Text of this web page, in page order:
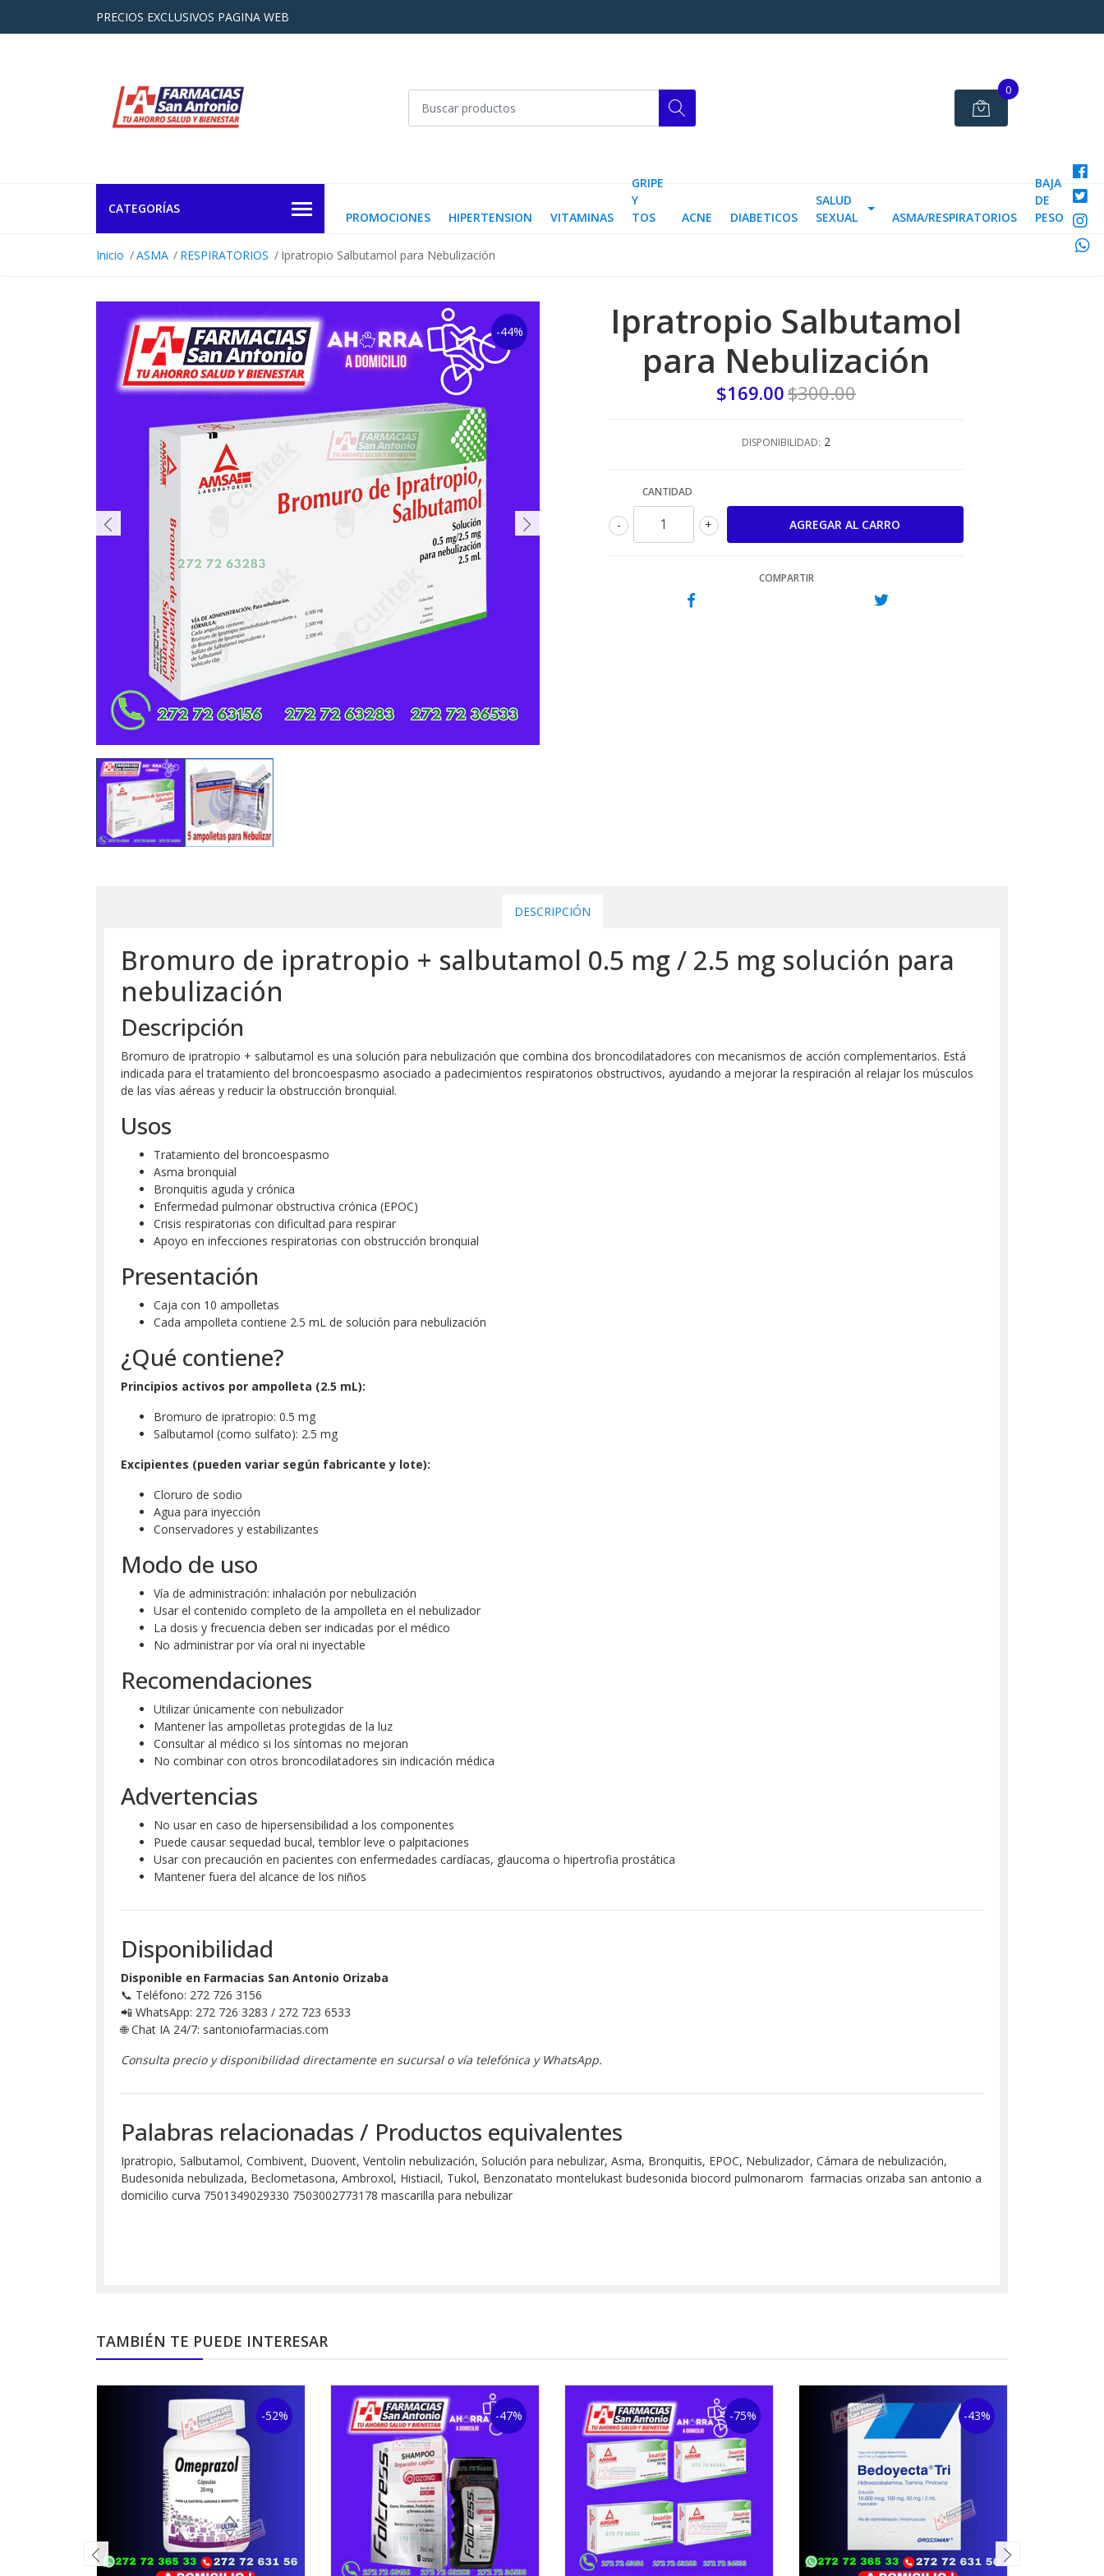
PRECIOS EXCLUSIVOS PAGINA WEB
0
CATEGORÍAS
PROMOCIONES HIPERTENSION VITAMINAS
GRIPE
Y
TOS
ACNE DIABETICOS
SALUD
SEXUAL
ASMA/RESPIRATORIOS
BAJA
DE
PESO
Inicio ASMA RESPIRATORIOS Ipratropio Salbutamol para Nebulización
-44%
Ipratropio Salbutamol
para Nebulización
$169.00$300.00
DISPONIBILIDAD: 2
CANTIDAD
+
-
COMPARTIR
DESCRIPCIÓN
Bromuro de ipratropio + salbutamol 0.5 mg / 2.5 mg solución para
nebulización
Descripción
Bromuro de ipratropio + salbutamol es una solución para nebulización que combina dos broncodilatadores con mecanismos de acción complementarios. Está
indicada para el tratamiento del broncoespasmo asociado a padecimientos respiratorios obstructivos, ayudando a mejorar la respiración al relajar los músculos
de las vías aéreas y reducir la obstrucción bronquial.
Usos
Tratamiento del broncoespasmo
Asma bronquial
Bronquitis aguda y crónica
Enfermedad pulmonar obstructiva crónica (EPOC)
Crisis respiratorias con dificultad para respirar
Apoyo en infecciones respiratorias con obstrucción bronquial
Presentación
Caja con 10 ampolletas
Cada ampolleta contiene 2.5 mL de solución para nebulización
¿Qué contiene?
Principios activos por ampolleta (2.5 mL):
Bromuro de ipratropio: 0.5 mg
Salbutamol (como sulfato): 2.5 mg
Excipientes (pueden variar según fabricante y lote):
Cloruro de sodio
Agua para inyección
Conservadores y estabilizantes
Modo de uso
Vía de administración: inhalación por nebulización
Usar el contenido completo de la ampolleta en el nebulizador
La dosis y frecuencia deben ser indicadas por el médico
No administrar por vía oral ni inyectable
Recomendaciones
Utilizar únicamente con nebulizador
Mantener las ampolletas protegidas de la luz
Consultar al médico si los síntomas no mejoran
No combinar con otros broncodilatadores sin indicación médica
Advertencias
No usar en caso de hipersensibilidad a los componentes
Puede causar sequedad bucal, temblor leve o palpitaciones
Usar con precaución en pacientes con enfermedades cardíacas, glaucoma o hipertrofia prostática
Mantener fuera del alcance de los niños
Disponibilidad
Disponible en Farmacias San Antonio Orizaba
📞 Teléfono: 272 726 3156
📲 WhatsApp: 272 726 3283 / 272 723 6533
🌐 Chat IA 24/7: santoniofarmacias.com
Consulta precio y disponibilidad directamente en sucursal o vía telefónica y WhatsApp.
Palabras relacionadas / Productos equivalentes
Ipratropio, Salbutamol, Combivent, Duovent, Ventolin nebulización, Solución para nebulizar, Asma, Bronquitis, EPOC, Nebulizador, Cámara de nebulización,
Budesonida nebulizada, Beclometasona, Ambroxol, Histiacil, Tukol, Benzonatato montelukast budesonida biocord pulmonarom farmacias orizaba san antonio a
domicilio curva 7501349029330 7503002773178 mascarilla para nebulizar
TAMBIÉN TE PUEDE INTERESAR
-52% -47% -75% -43%